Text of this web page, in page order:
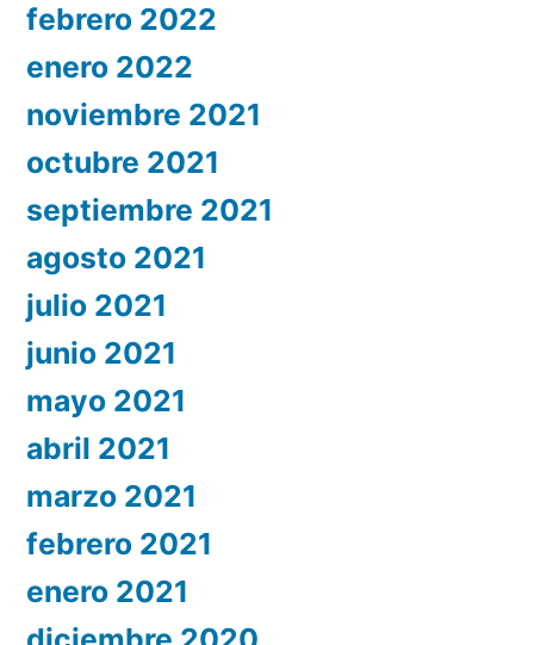
febrero 2022
enero 2022
noviembre 2021
octubre 2021
septiembre 2021
agosto 2021
julio 2021
junio 2021
mayo 2021
abril 2021
marzo 2021
febrero 2021
enero 2021